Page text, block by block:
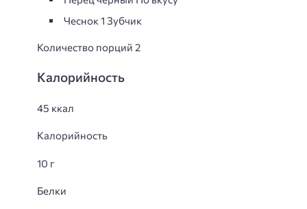
Чеснок 1 Зубчик
Количество порций 2
Калорийность
45 ккал
Калорийность
10 г
Белки